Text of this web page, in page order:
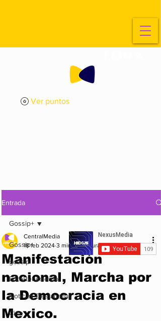
Ver puntos
Entrada
Gossip+
gossip
Entretenimiento
Noticias Destacadas
Cine
Gossip+
Manifestación
nacional, Marcha por
la Democracia en
Mexico.
CentralMedia
18 feb 2024 3 min de lectura